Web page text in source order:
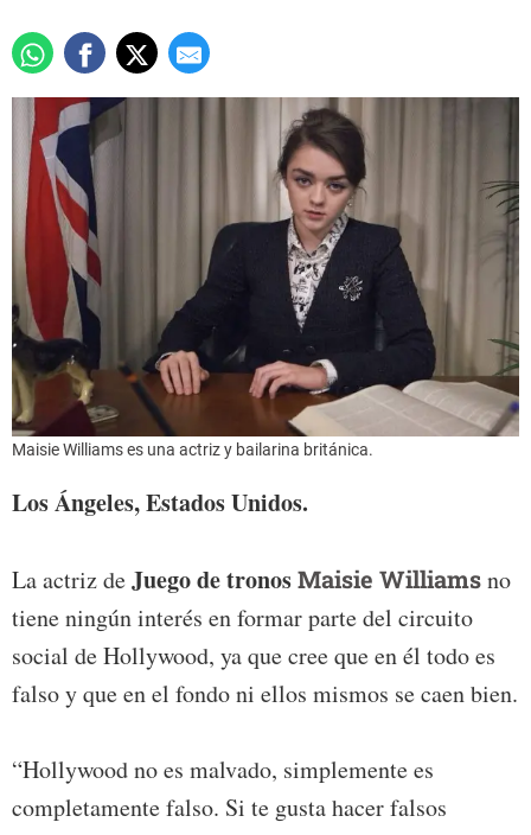
Maisie Williams es una actriz y bailarina británica.
Los Ángeles, Estados Unidos.
La actriz deJuego de tronosMaisie Williamsno
tiene ningún interés en formar parte del circuito
social de Hollywood, ya que cree que en él todo es
falso y que en el fondo ni ellos mismos se caen bien.
“Hollywood no es malvado, simplemente es
completamente falso. Si te gusta hacer falsos